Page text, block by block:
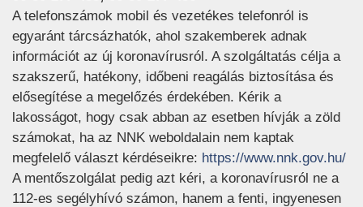
A telefonszámok mobil és vezetékes telefonról is
egyaránt tárcsázhatók, ahol szakemberek adnak
információt az új koronavírusról. A szolgáltatás célja a
szakszerű, hatékony, időbeni reagálás biztosítása és
elősegítése a megelőzés érdekében. Kérik a
lakosságot, hogy csak abban az esetben hívják a zöld
számokat, ha az NNK weboldalain nem kaptak
megfelelő választ kérdéseikre: https://www.nnk.gov.hu/
A mentőszolgálat pedig azt kéri, a koronavírusról ne a
112-es segélyhívó számon, hanem a fenti, ingyenesen